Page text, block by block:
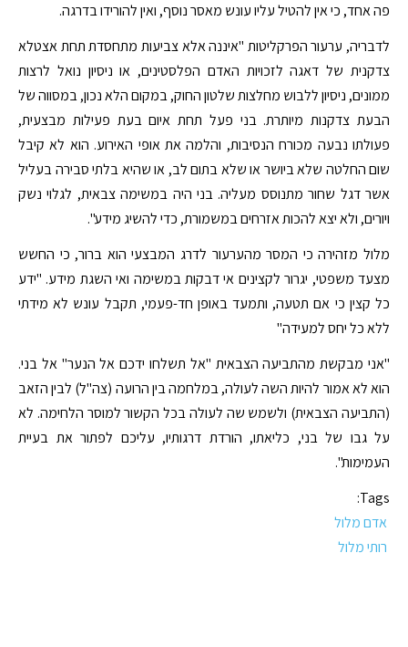
פה אחד, כי אין להטיל עליו עונש מאסר נוסף, ואין להורידו בדרגה.
לדבריה, ערעור הפרקליטות "איננה אלא צביעות מתחסדת תחת אצטלא
צדקנית של דאגה לזכויות האדם הפלסטינים, או ניסיון נואל לרצות
ממונים, ניסיון ללבוש מחלצות שלטון החוק, במקום הלא נכון, במסווה של
הבעת צדקנות מיותרת. בני פעל תחת איום בעת פעילות מבצעית,
פעולתו נבעה מכורח הנסיבות, והלמה את אופי האירוע. הוא לא קיבל
שום החלטה שלא ביושר או שלא בתום לב, או שהיא בלתי סבירה בעליל
אשר דגל שחור מתנוסס מעליה. בני היה במשימה צבאית, לגלוי נשק
ויורים, ולא יצא להכות אזרחים במשמורת, כדי להשיג מידע".
מלול מזהירה כי המסר מהערעור לדרג המבצעי הוא ברור, כי החשש
מצעד משפטי, יגרור לקצינים אי דבקות במשימה ואי השגת מידע. "ידע
כל קצין כי אם תטעה, ותמעד באופן חד-פעמי, תקבל עונש לא מידתי
ללא כל יחס למעידה"
"אני מבקשת מהתביעה הצבאית "אל תשלחו ידכם אל הנער" אל בני.
הוא לא אמור להיות השה לעולה, במלחמה בין הרועה (צה"ל) לבין הזאב
(התביעה הצבאית) ולשמש שה לעולה בכל הקשור למוסר הלחימה. לא
על גבו של בני, כליאתו, הורדת דרגותיו, עליכם לפתור את בעיית
העמימות".
Tags:
אדם מלול
רותי מלול